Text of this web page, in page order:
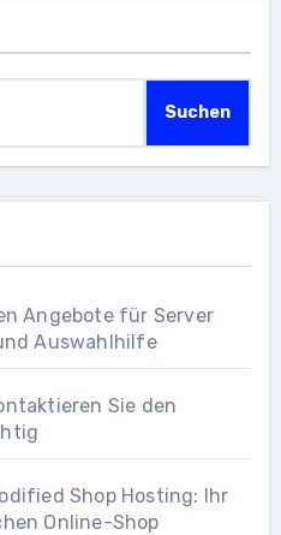
Suchen
Angebote für Server
Auswahlhilfe
Sie den
Shop Hosting: Ihr
Online-Shop